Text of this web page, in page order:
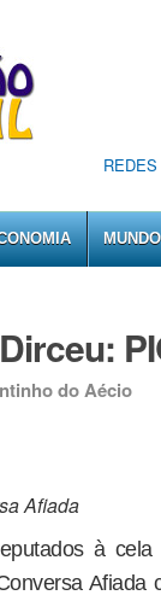
MUNDO
do Aécio
Afiada
à
Afiada